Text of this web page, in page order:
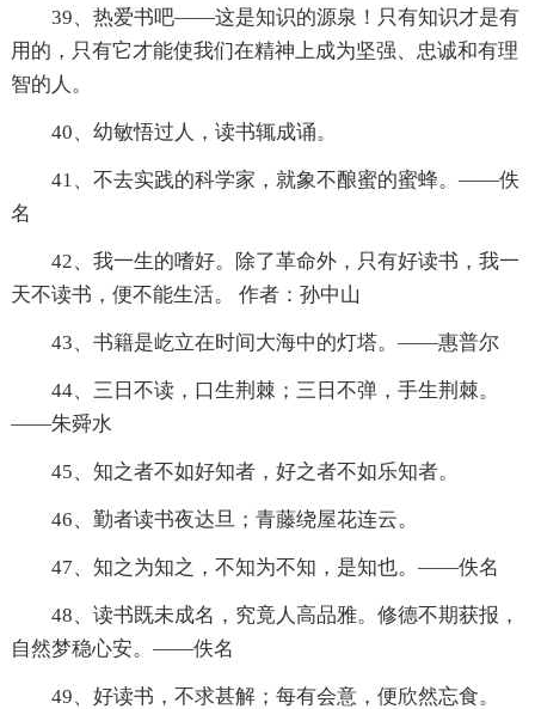
39、热爱书吧——这是知识的源泉！只有知识才是有
用的，只有它才能使我们在精神上成为坚强、忠诚和有理
智的人。
40、幼敏悟过人，读书辄成诵。
41、不去实践的科学家，就象不酿蜜的蜜蜂。——佚
名
42、我一生的嗜好。除了革命外，只有好读书，我一
天不读书，便不能生活。 作者：孙中山
43、书籍是屹立在时间大海中的灯塔。——惠普尔
44、三日不读，口生荆棘；三日不弹，手生荆棘。
——朱舜水
45、知之者不如好知者，好之者不如乐知者。
46、勤者读书夜达旦；青藤绕屋花连云。
47、知之为知之，不知为不知，是知也。——佚名
48、读书既未成名，究竟人高品雅。修德不期获报，
自然梦稳心安。——佚名
49、好读书，不求甚解；每有会意，便欣然忘食。